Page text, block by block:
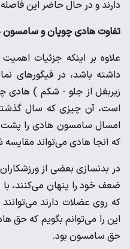
دارند و در حال حاضر این
تفاوت هادی چوپان و
علاوه بر اینکه جزئیات
داشته باشد، در فیگورهای
زیربغل از جلو - شکم ) هادی
است، آن چیزی که سال
امسال سامسون هادی را
که آنجا هادی می‌تواند
در بدنسازی بعضی از
ضعف خود را پنهان می‌کنند، با
که روی عضلات دارند
این را می‌توانم بگویم که حق
حق سامسون بود.